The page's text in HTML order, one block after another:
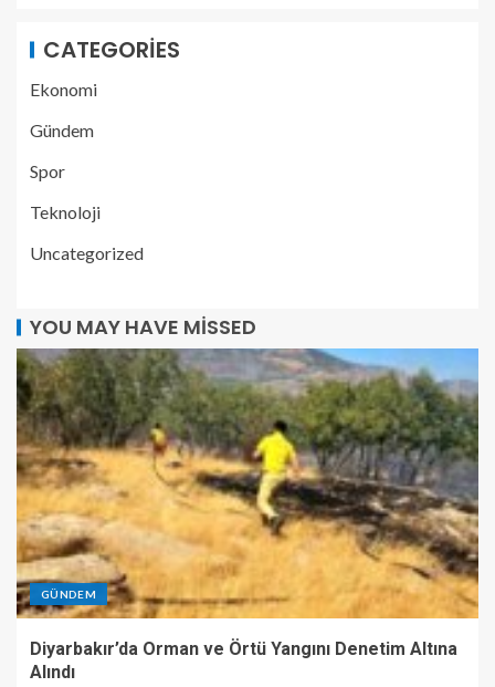
CATEGORIES
Ekonomi
Gündem
Spor
Teknoloji
Uncategorized
YOU MAY HAVE MISSED
GÜNDEM
Diyarbakır’da Orman ve Örtü Yangını Denetim Altına
Alındı